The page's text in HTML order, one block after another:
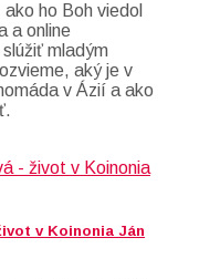
ho Boh viedol
a online
mladým
aký je v
v Ázií a ako
v Koinonia Ján